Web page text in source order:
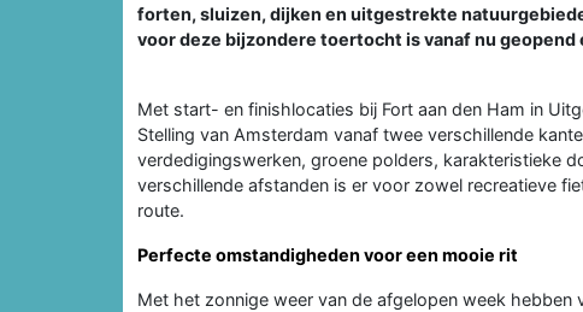
forten, sluizen, dijken en uitgestrekte
voor deze bijzondere toertocht is vanaf nu
Met start- en finishlocaties bij Fort aan den Ham in
Stelling van Amsterdam vanaf twee verschillende
verdedigingswerken, groene polders, karakteristieke
verschillende afstanden is er voor zowel recreatieve
route.
Perfecte omstandigheden voor een mooie rit
Met het zonnige weer van de afgelopen week